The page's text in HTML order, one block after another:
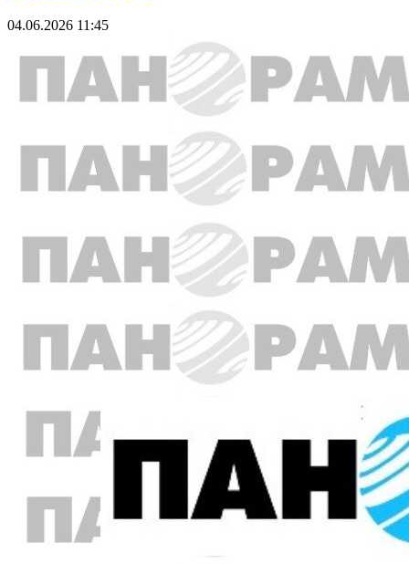
04.06.2026 11:45